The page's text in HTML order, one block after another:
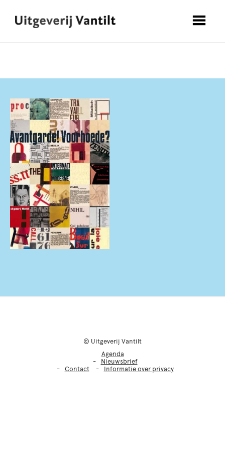
© Uitgeverij Vantilt
Agenda
Nieuwsbrief
Contact
Informatie over privacy